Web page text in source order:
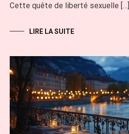
Cette quête de liberté sexuelle […]
LIRE LA SUITE